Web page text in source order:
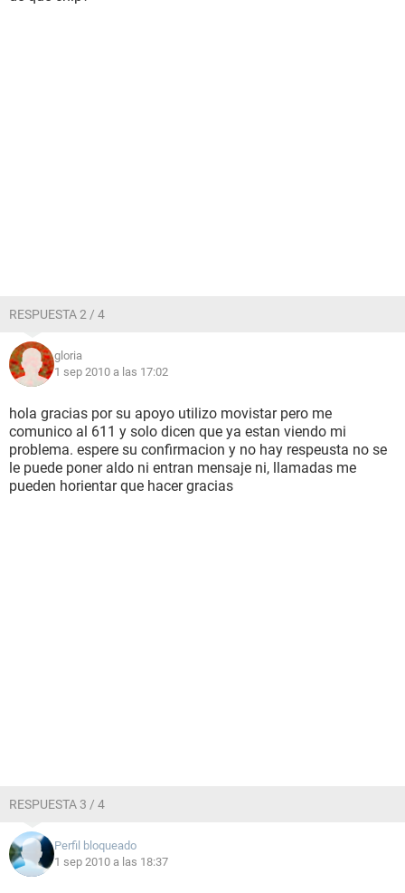
RESPUESTA 2 / 4
gloria
1 sep 2010 a las 17:02
hola gracias por su apoyo utilizo movistar pero me
comunico al 611 y solo dicen que ya estan viendo mi
problema. espere su confirmacion y no hay respeusta no se
le puede poner aldo ni entran mensaje ni, llamadas me
pueden horientar que hacer gracias
RESPUESTA 3 / 4
Perfil bloqueado
1 sep 2010 a las 18:37